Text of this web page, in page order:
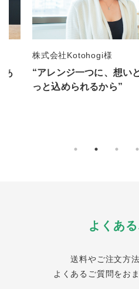
る
ラジオ番組制作 江上佳弥子
“素敵な花束でした。ラ
ましたよ”
よくあ
送料やご注文方
よくあるご質問をお